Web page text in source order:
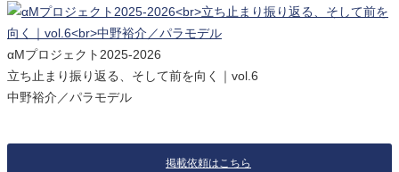
αMプロジェクト2025-2026
立ち止まり振り返る、そして前を向く｜vol.6
中野裕介／パラモデル
掲載依頼はこちら